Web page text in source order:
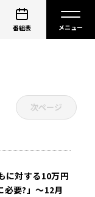
番組表
次ページ
に対する10万円
必要?」～12月